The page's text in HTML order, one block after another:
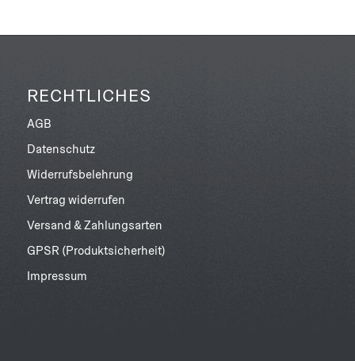
RECHTLICHES
AGB
Datenschutz
Widerrufsbelehrung
Vertrag widerrufen
Versand & Zahlungsarten
GPSR (Produktsicherheit)
Impressum